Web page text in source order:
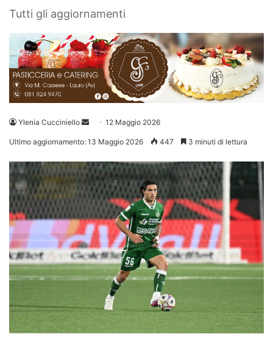
Tutti gli aggiornamenti
Ylenia Cucciniello
Invia 12 Maggio 2026
Ultimo aggiornamento: 13 Maggio 2026 447 3 minuti di lettura